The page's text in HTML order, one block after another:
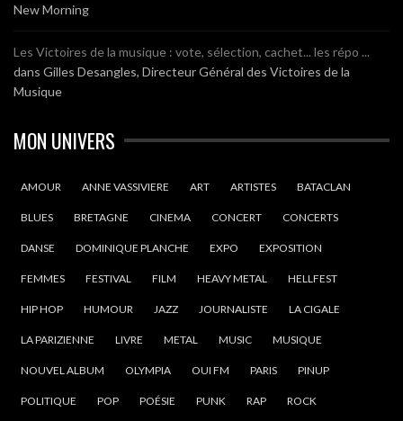
New Morning
Les Victoires de la musique : vote, sélection, cachet... les répo ...
dans Gilles Desangles, Directeur Général des Victoires de la
Musique
MON UNIVERS
AMOUR ANNE VASSIVIERE ART ARTISTES BATACLAN
BLUES BRETAGNE CINEMA CONCERT CONCERTS
DANSE DOMINIQUE PLANCHE EXPO EXPOSITION
FEMMES FESTIVAL FILM HEAVY METAL HELLFEST
HIP HOP HUMOUR JAZZ JOURNALISTE LA CIGALE
LA PARIZIENNE LIVRE METAL MUSIC MUSIQUE
NOUVEL ALBUM OLYMPIA OUI FM PARIS PINUP
POLITIQUE POP POÉSIE PUNK RAP ROCK